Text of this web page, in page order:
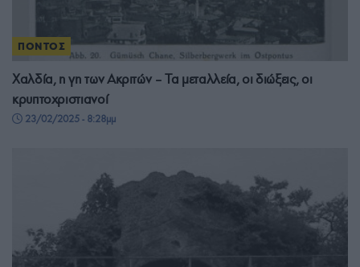
ΠΟΝΤΟΣ
Χαλδία, η γη των Ακριτών – Τα μεταλλεία, οι διώξεις, οι
κρυπτοχριστιανοί
23/02/2025 - 8:28μμ